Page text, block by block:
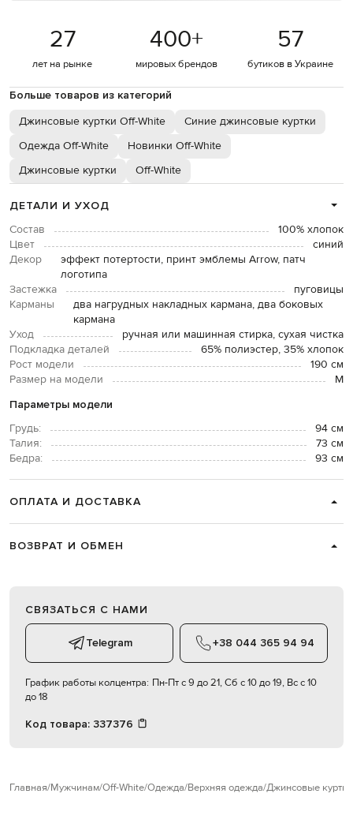
27
лет на рынке
400+
мировых брендов
57
бутиков в Украине
Больше товаров из категорий
Джинсовые куртки Off-White
Синие джинсовые куртки
Одежда Off-White
Новинки Off-White
Джинсовые куртки
Off-White
ДЕТАЛИ И УХОД
Состав
100% хлопок
Цвет
синий
Декор
эффект потертости, принт эмблемы Arrow, патч
логотипа
Застежка
пуговицы
Карманы
два нагрудных накладных кармана, два боковых
кармана
Уход
ручная или машинная стирка, сухая чистка
Подкладка деталей
65% полиэстер, 35% хлопок
Рост модели
190 см
Размер на модели
M
Параметры модели
Грудь:
94 см
Талия:
73 см
Бедра:
93 см
ОПЛАТА И ДОСТАВКА
ВОЗВРАТ И ОБМЕН
СВЯЗАТЬСЯ С НАМИ
Telegram +38 044 365 94 94
График работы колцентра: Пн-Пт с 9 до 21, Сб с 10 до 19, Вс с 10
до 18
Код товара: 337376
Главная Мужчинам Off-White Одежда Верхняя одежда Джинсовые куртки